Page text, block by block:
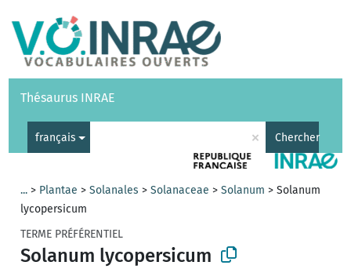
Vocabulaires API
Thésaurus INRAE
français × Chercher
... > Plantae >Solanales >Solanaceae >Solanum >Solanum
lycopersicum
TERME PRÉFÉRENTIEL
Solanum lycopersicum